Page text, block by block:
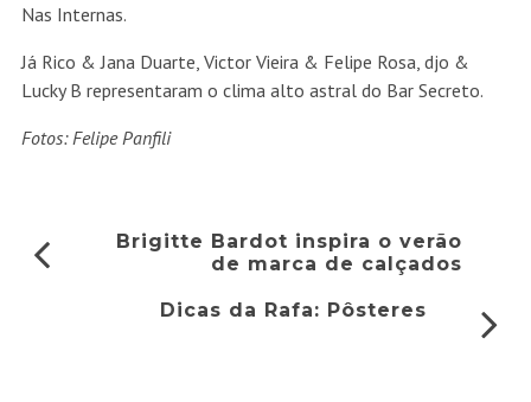
Nas Internas.
Já Rico & Jana Duarte, Victor Vieira & Felipe Rosa, djo &
Lucky B representaram o clima alto astral do Bar Secreto.
Fotos: Felipe Panfili
Brigitte Bardot inspira o verão
de marca de calçados
Dicas da Rafa: Pôsteres